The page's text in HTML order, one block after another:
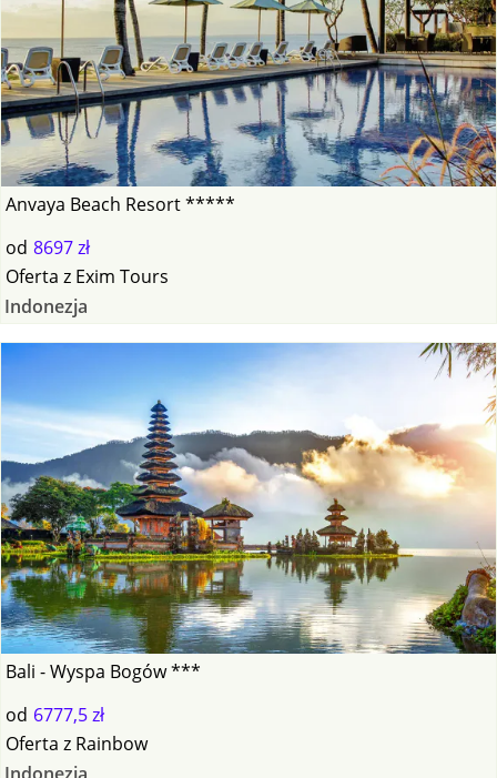
Anvaya Beach Resort *****
od 8697 zł
Oferta z Exim Tours
Indonezja
Bali - Wyspa Bogów ***
od 6777,5 zł
Oferta z Rainbow